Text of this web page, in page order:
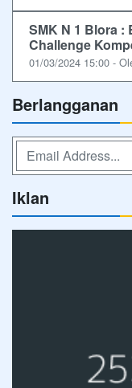
SMK N 1 Blora :
Challenge
01/03/2024 15:00 -
Berlangganan
Iklan